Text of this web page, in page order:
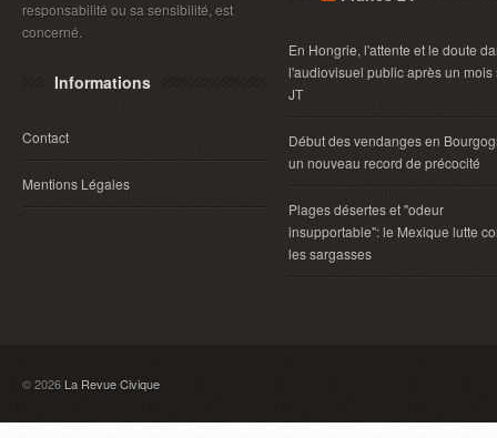
responsabilité ou sa sensibilité, est
concerné.
Informations
Contact
Mentions Légales
En Hongrie, l'attente et le doute
l'audiovisuel public après un mois
JT
Début des vendanges en
un nouveau record de précocité
Plages désertes et "odeur
insupportable": le Mexique lutte
les sargasses
© 2026 La Revue Civique